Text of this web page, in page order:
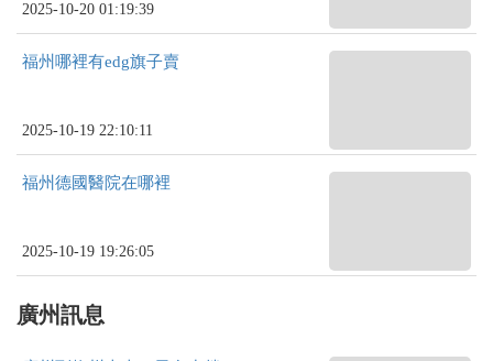
2025-10-20 01:19:39
福州哪裡有edg旗子賣
2025-10-19 22:10:11
福州德國醫院在哪裡
2025-10-19 19:26:05
廣州訊息